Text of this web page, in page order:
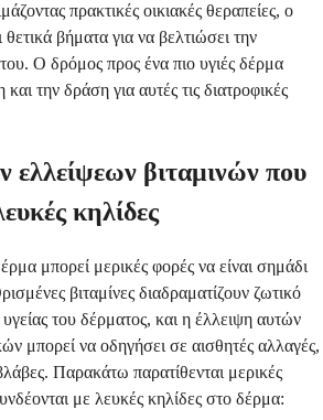
πρακτικές οικιακές θεραπείες, ο
βήματα για να βελτιώσει την
Ο δρόμος προς ένα πιο υγιές δέρμα
την δράση για αυτές τις διατροφικές
βιταμινών που
κηλίδες
μπορεί μερικές φορές να είναι σημάδι
βιταμίνες διαδραματίζουν ζωτικό
του δέρματος, και η έλλειψη αυτών
μπορεί να οδηγήσει σε αισθητές αλλαγές,
Παρακάτω παρατίθενται μερικές
με λευκές κηλίδες στο δέρμα: